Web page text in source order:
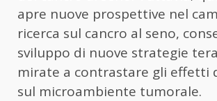
apre nuove prospettive nel
ricerca sul cancro al seno,
sviluppo di nuove strategie
mirate a contrastare gli effetti
sul microambiente tumorale.